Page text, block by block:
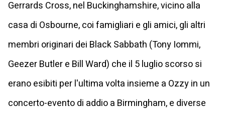
Gerrards Cross, nel Buckinghamshire, vicino alla
casa di Osbourne, coi famigliari e gli amici, gli altri
membri originari dei Black Sabbath (Tony Iommi,
Geezer Butler e Bill Ward) che il 5 luglio scorso si
erano esibiti per l'ultima volta insieme a Ozzy in un
concerto-evento di addio a Birmingham, e diverse